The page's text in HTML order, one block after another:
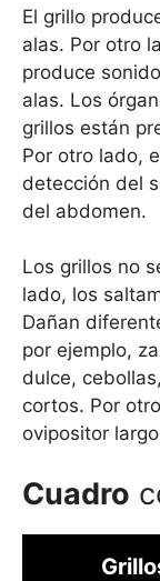
El grillo
alas. Por otro
produce
alas. Los
grillos están
Por otro lado,
detección del
del abdomen.
Los grillos no
lado, los
Dañan
por ejemplo,
dulce,
cortos. Por
ovipositor
Cuadro